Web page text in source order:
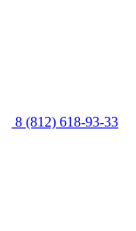
8 (812) 618-93-33